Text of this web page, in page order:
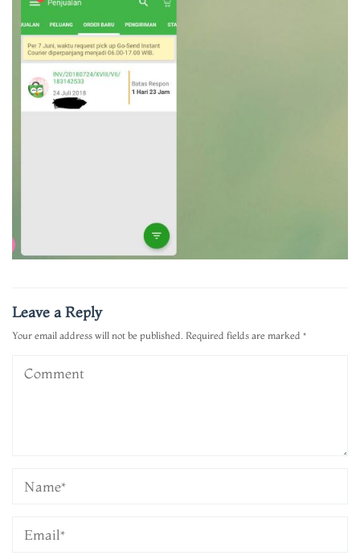
Leave a Reply
Your email address will not be published. Required fields are marked *